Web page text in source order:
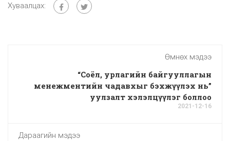
Хуваалцах:
Өмнөх мэдээ
“Соёл, урлагийн байгууллагын
менежментийн чадавхыг бэхжүүлэх нь”
уулзалт хэлэлцүүлэг боллоо
2021-12-16
Дараагийн мэдээ